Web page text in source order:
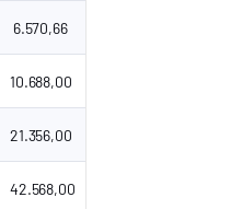
6.570,66
10.688,00
21.356,00
42.568,00